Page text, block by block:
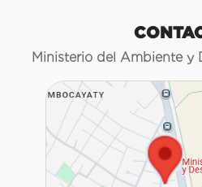
Ministerio del Ambiente y